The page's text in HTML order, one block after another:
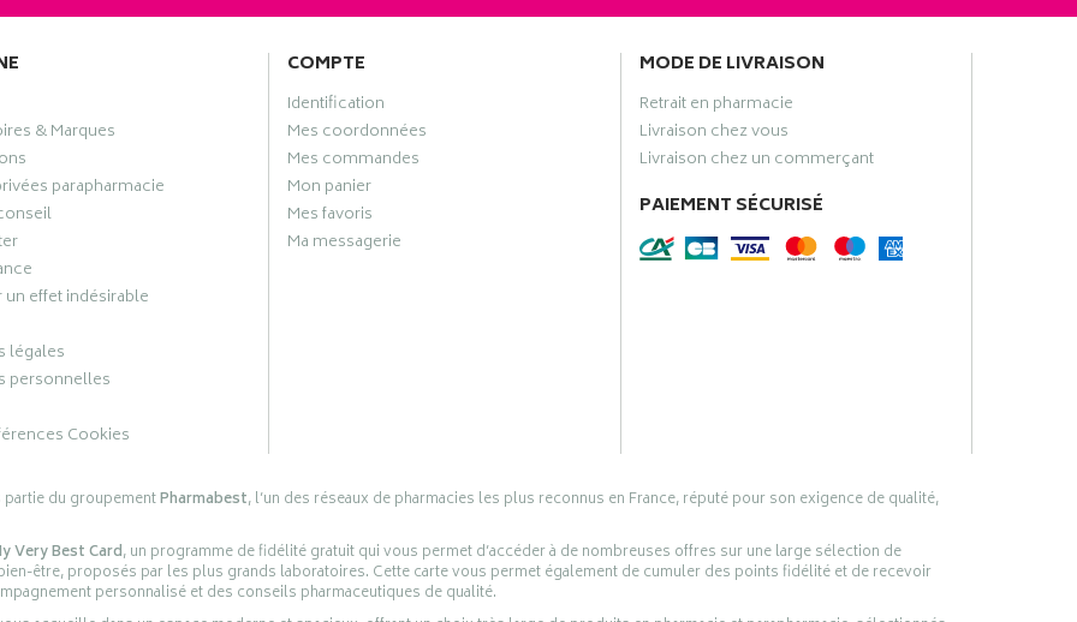
& Marques
parapharmacie
effet indésirable
légales
personnelles
Cookies
COMPTE
Identification
Mes coordonnées
Mes commandes
Mon panier
Mes favoris
Ma messagerie
MODE DE LIVRAISON
Retrait en pharmacie
Livraison chez vous
Livraison chez un commerçant
PAIEMENT SÉCURISÉ
du groupementPharmabest, l’un des réseaux de pharmacies les plus reconnus en France, réputé pour son exigence de qualité,
Very Best Card, un programme de fidélité gratuit qui vous permet d’accéder à de nombreuses offres sur une large sélection de
être, proposés par les plus grands laboratoires. Cette carte vous permet également de cumuler des points fidélité et de recevoir
personnalisé et des conseils pharmaceutiques de qualité.